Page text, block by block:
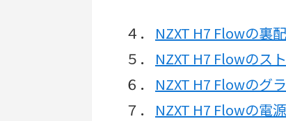
４．
NZXT H7 Flowの裏
５．
NZXT H7 Flowのス
６．
NZXT H7 Flowのグ
７．
NZXT H7 Flowの電